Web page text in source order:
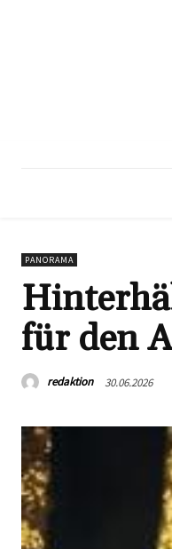
PANORAMA
für den
redaktion 30.06.2026